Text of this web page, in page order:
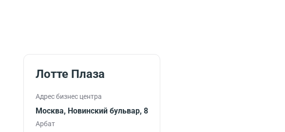
Лотте Плаза
Адрес бизнес центра
Москва, Новинский бульвар, 8
Арбат